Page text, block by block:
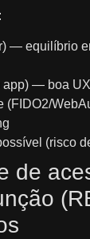
— equilíbrio
app) — boa UX
(FIDO2/
(risco
de